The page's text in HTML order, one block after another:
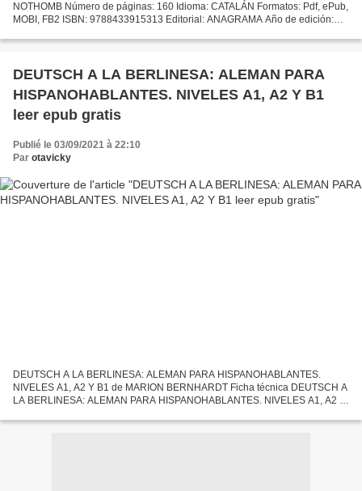
NOTHOMB Número de páginas: 160 Idioma: CATALÁN Formatos: Pdf, ePub,
MOBI, FB2 ISBN: 9788433915313 Editorial: ANAGRAMA Año de edición:
DEUTSCH A LA BERLINESA: ALEMAN PARA
HISPANOHABLANTES. NIVELES A1, A2 Y B1
leer epub gratis
Publié le 03/09/2021 à 22:10
Par otavicky
DEUTSCH A LA BERLINESA: ALEMAN PARA HISPANOHABLANTES.
NIVELES A1, A2 Y B1 de MARION BERNHARDT Ficha técnica DEUTSCH A
LA BERLINESA: ALEMAN PARA HISPANOHABLANTES. NIVELES A1, A2 Y
Formatos:...